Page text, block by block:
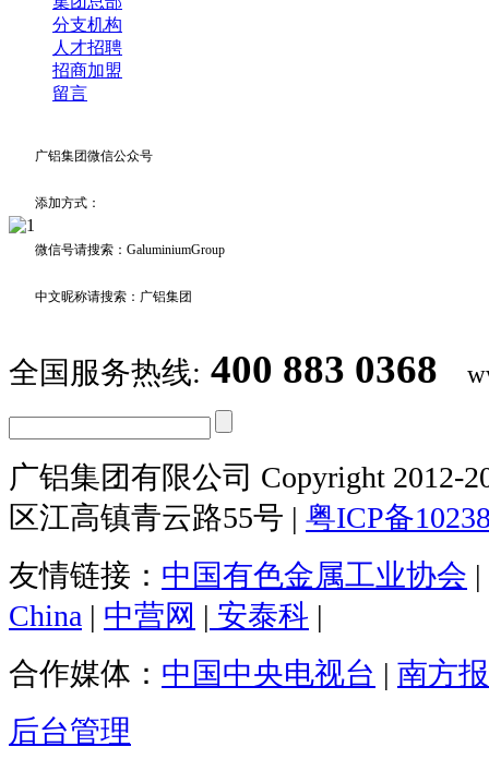
分支机构
人才招聘
招商加盟
留言
广铝集团微信公众号
添加方式：
微信号请搜索：GaluminiumGroup
中文昵称请搜索：广铝集团
全国服务热线: 400 883 0368
广铝集团有限公司 Copyright 2012-
区江高镇青云路55号 | 粤ICP备
友情链接： 中国有色金属工业协会 |
China | 中营网 | 安泰科 |
合作媒体： 中国中央电视台 | 南方
后台管理